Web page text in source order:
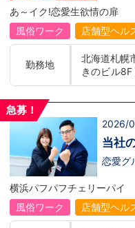
んか！
活躍中
って目
て方は
お手数
開いて
ュー動
非ご覧
480万
だけ限
バー！
け！
時間
あり
日祝日
(夕方
の他の
であ
用時
い！」
安...」
迎！ス
喜び
人物
様が笑
けでな
あ～イク!恋愛生欲情の扉
風俗ワーク
店舗型ヘル
勤務地
北海道札幌
きのビル8F 面接時にご希望の勤務地をお伺い
し、配属店
■横浜エリ
黄金町駅
駅、伊勢佐
幌エリア：
の駅
急募！
2026/
当社
大募
恋愛グ
いま
ると
く仲間
い・喜
横浜パフパフチェリーパイ
風俗ワーク
店舗型ヘル